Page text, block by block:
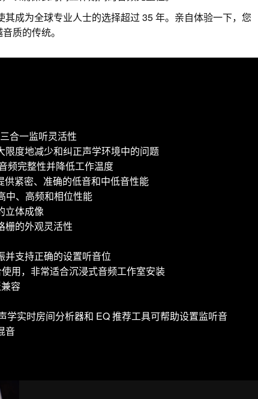
成为全球专业人士的选择超过 35 年。亲自体验一下，您
质的传统。
合一监听灵活性
度地减少和纠正声学环境中的问题
频完整性并降低工作温度
紧密、准确的低音和中低音性能
中、高频和相位性能
立体成像
栅的外观灵活性
并支持正确的设置听音位
用，非常适合沉浸式音频工作室安装
容
学实时房间分析器和 EQ 推荐工具可帮助设置监听音
音